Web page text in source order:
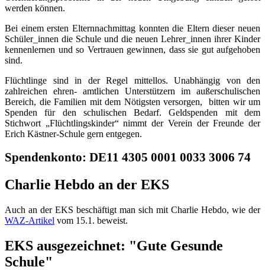
werden können.
Bei einem ersten Elternnachmittag konnten die Eltern dieser neuen
Schüler_innen die Schule und die neuen Lehrer_innen ihrer Kinder
kennenlernen und so Vertrauen gewinnen, dass sie gut aufgehoben
sind.
Flüchtlinge sind in der Regel mittellos. Unabhängig von den
zahlreichen ehren- amtlichen Unterstützern im außerschulischen
Bereich, die Familien mit dem Nötigsten versorgen, bitten wir um
Spenden für den schulischen Bedarf. Geldspenden mit dem
Stichwort „Flüchtlingskinder“ nimmt der Verein der Freunde der
Erich Kästner-Schule gern entgegen.
Spendenkonto: DE11 4305 0001 0033 3006 74
Charlie Hebdo an der EKS
Auch an der EKS beschäftigt man sich mit Charlie Hebdo, wie der
WAZ-Artikel vom 15.1. beweist.
EKS ausgezeichnet: "Gute Gesunde
Schule"